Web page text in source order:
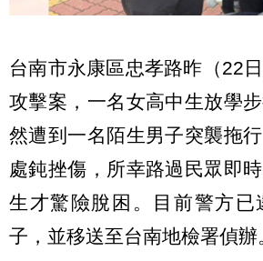
台南市永康區忠孝路昨（22
攻擊案，一名女高中生放學
然遭到一名陌生男子突襲拖
處鈍挫傷，所幸路過民眾即
生才驚險脫困。目前警方已
子，並移送至台南地檢署偵辦